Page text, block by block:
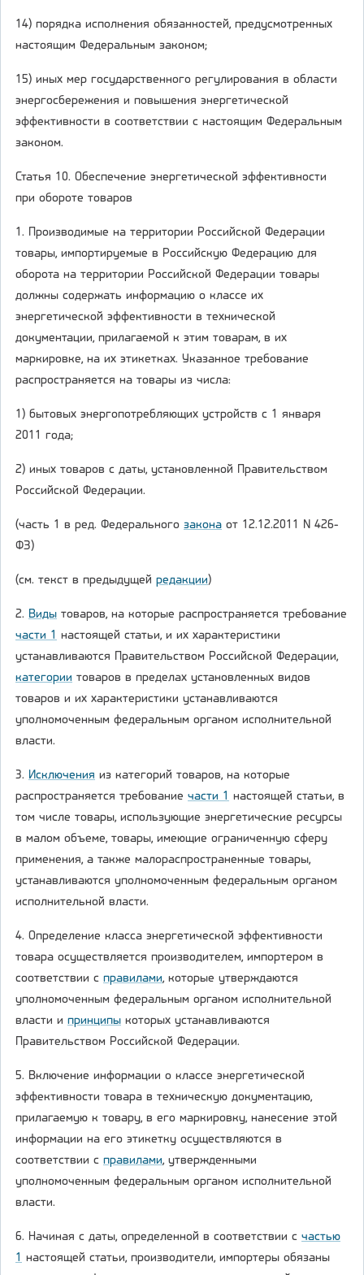
14) порядка исполнения обязанностей, предусмотренных
настоящим Федеральным законом;
15) иных мер государственного регулирования в области
энергосбережения и повышения энергетической
эффективности в соответствии с настоящим Федеральным
законом.
Статья 10. Обеспечение энергетической эффективности
при обороте товаров
1. Производимые на территории Российской Федерации
товары, импортируемые в Российскую Федерацию для
оборота на территории Российской Федерации товары
должны содержать информацию о классе их
энергетической эффективности в технической
документации, прилагаемой к этим товарам, в их
маркировке, на их этикетках. Указанное требование
распространяется на товары из числа:
1) бытовых энергопотребляющих устройств с 1 января
2011 года;
2) иных товаров с даты, установленной Правительством
Российской Федерации.
(часть 1 в ред. Федерального закона от 12.12.2011 N 426-
ФЗ)
(см. текст в предыдущей редакции)
2. Виды товаров, на которые распространяется требование
части 1 настоящей статьи, и их характеристики
устанавливаются Правительством Российской Федерации,
категории товаров в пределах установленных видов
товаров и их характеристики устанавливаются
уполномоченным федеральным органом исполнительной
власти.
3. Исключения из категорий товаров, на которые
распространяется требование части 1 настоящей статьи, в
том числе товары, использующие энергетические ресурсы
в малом объеме, товары, имеющие ограниченную сферу
применения, а также малораспространенные товары,
устанавливаются уполномоченным федеральным органом
исполнительной власти.
4. Определение класса энергетической эффективности
товара осуществляется производителем, импортером в
соответствии с правилами, которые утверждаются
уполномоченным федеральным органом исполнительной
власти и принципы которых устанавливаются
Правительством Российской Федерации.
5. Включение информации о классе энергетической
эффективности товара в техническую документацию,
прилагаемую к товару, в его маркировку, нанесение этой
информации на его этикетку осуществляются в
соответствии с правилами, утвержденными
уполномоченным федеральным органом исполнительной
власти.
6. Начиная с даты, определенной в соответствии с частью
1 настоящей статьи, производители, импортеры обязаны